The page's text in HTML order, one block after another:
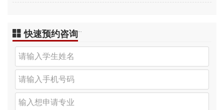
快速预约咨询